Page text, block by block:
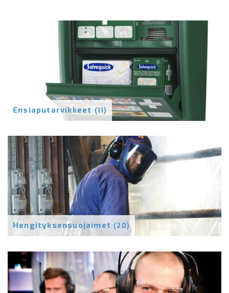
Ensiaputarvikkeet (11)
Hengityksensuojaimet (20)